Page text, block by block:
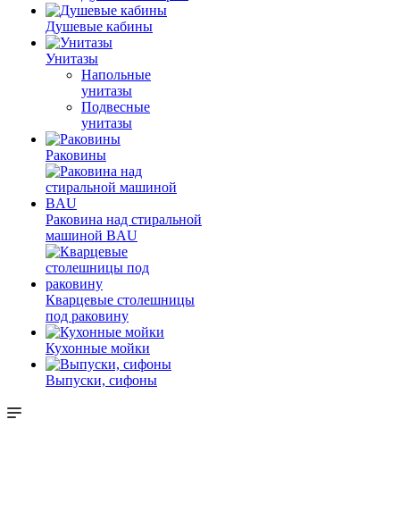
Душевые кабины
Унитазы
Напольные
унитазы
Подвесные
унитазы
Раковины
Раковина над стиральной
машиной BAU
Кварцевые столешницы
под раковину
Кухонные мойки
Выпуски, сифоны